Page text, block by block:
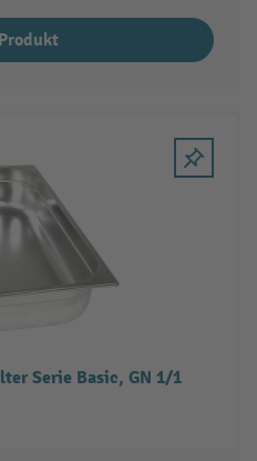
Serie Basic, GN 1/1